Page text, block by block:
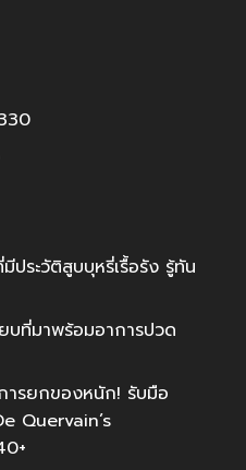
ประวัติสูบบุหรี่เรื้อรัง รู้ทัน
บที่มาพร้อมอาการปวด
ารยกของหนัก! รับมือ
Quervain’s